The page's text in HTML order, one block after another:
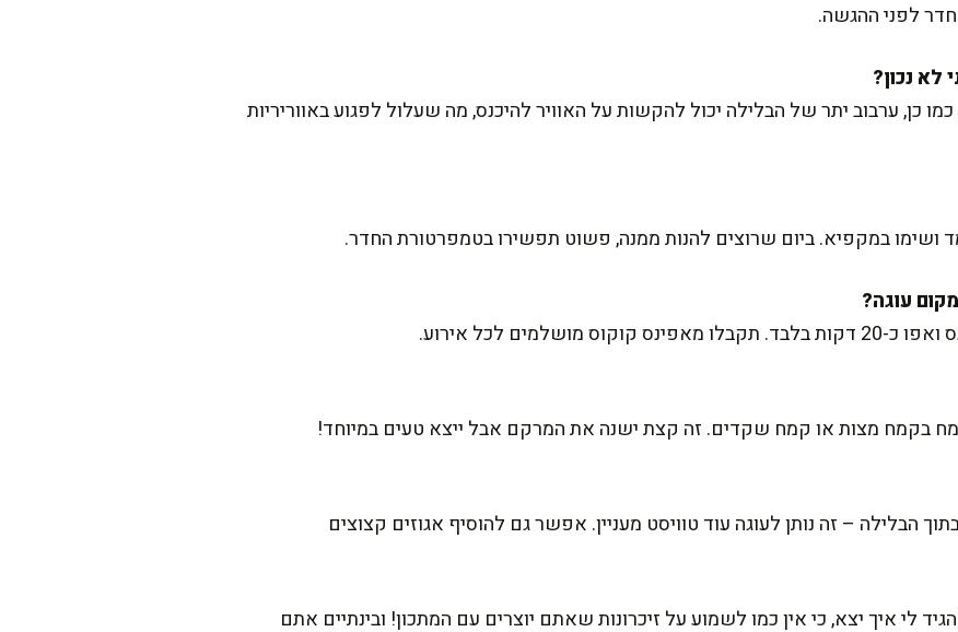
לפני ההגשה.
כן, ערבוב יתר של הבלילה יכול להקשות על האוויר להיכנס, מה שעלול לפגוע באווריריות
ושימו במקפיא. ביום שרוצים להנות ממנה, פשוט תפשירו בטמפרטורת החדר.
לכל אירוע.
בקמח מצות או קמח שקדים. זה קצת ישנה את המרקם אבל ייצא טעים במיוחד!
הבלילה – זה נותן לעוגה עוד טוויסט מעניין. אפשר גם להוסיף אגוזים קצוצים
לי איך יצא, כי אין כמו לשמוע על זיכרונות שאתם יוצרים עם המתכון! ובינתיים אתם